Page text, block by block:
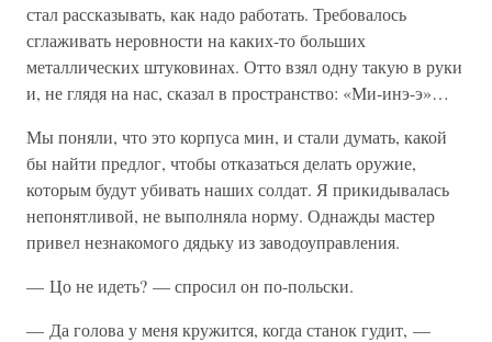
стал рассказывать, как надо работать. Требовалось
сглаживать неровности на каких-то больших
металлических штуковинах. Отто взял одну такую в руки
и, не глядя на нас, сказал в пространство: «Ми-инэ-э»…
Мы поняли, что это корпуса мин, и стали думать, какой
бы найти предлог, чтобы отказаться делать оружие,
которым будут убивать наших солдат. Я прикидывалась
непонятливой, не выполняла норму. Однажды мастер
привел незнакомого дядьку из заводоуправления.
— Цо не идеть? — спросил он по-польски.
— Да голова у меня кружится, когда станок гудит, —